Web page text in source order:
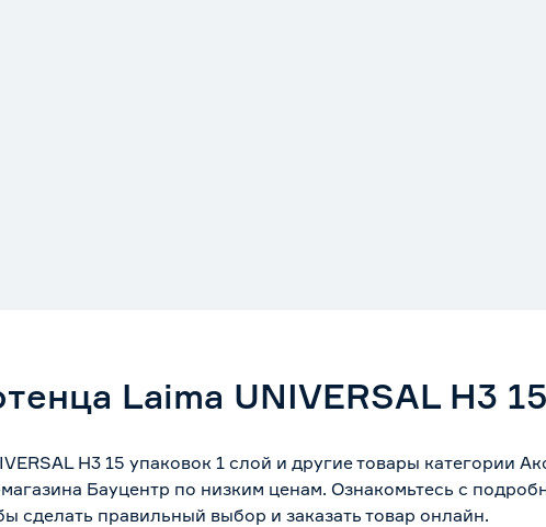
Laima UNIVERSAL H3
H3 15 упаковок 1 слой и другие товары категории
Бауцентр по низким ценам. Ознакомьтесь с
сделать правильный выбор и заказать товар онлайн.